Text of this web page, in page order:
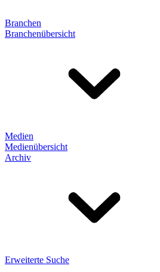
Branchen
Branchenübersicht
Medien
Medienübersicht
Archiv
Erweiterte Suche